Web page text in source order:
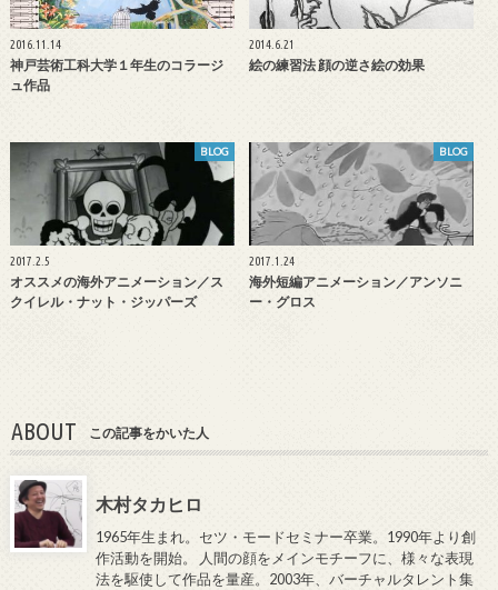
2016.11.14
神戸芸術工科大学１年生のコラージ
ュ作品
2014.6.21
絵の練習法 顔の逆さ絵の効果
BLOG
2017.2.5
オススメの海外アニメーション／ス
クイレル・ナット・ジッパーズ
BLOG
2017.1.24
海外短編アニメーション／アンソニ
ー・グロス
ABOUT この記事をかいた人
木村タカヒロ
1965年生まれ。セツ・モードセミナー卒業。1990年より創
作活動を開始。 人間の顔をメインモチーフに、様々な表現
法を駆使して作品を量産。2003年、バーチャルタレント集